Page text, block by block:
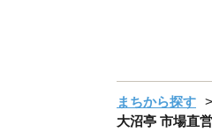
まちから探す
大沼亭 市場直